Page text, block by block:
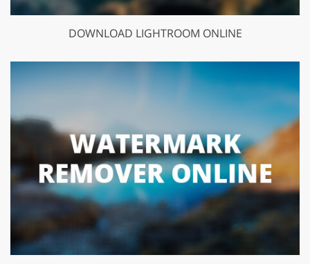
DOWNLOAD LIGHTROOM ONLINE